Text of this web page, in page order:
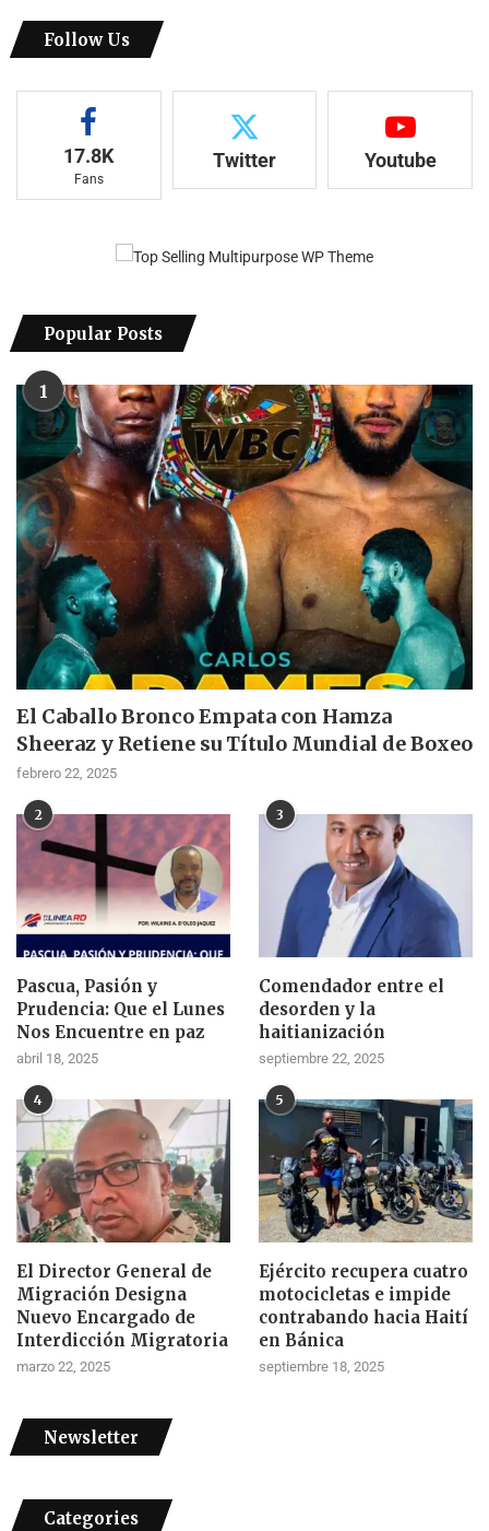
Follow Us
17.8K
Fans
Twitter Youtube
Popular Posts
1
El Caballo Bronco Empata con Hamza
Sheeraz y Retiene su Título Mundial de Boxeo
febrero 22, 2025
2
Pascua, Pasión y
Prudencia: Que el Lunes
Nos Encuentre en paz
abril 18, 2025
3
Comendador entre el
desorden y la
haitianización
septiembre 22, 2025
4
El Director General de
Migración Designa
Nuevo Encargado de
Interdicción Migratoria
marzo 22, 2025
5
Ejército recupera cuatro
motocicletas e impide
contrabando hacia Haití
en Bánica
septiembre 18, 2025
Newsletter
Categories